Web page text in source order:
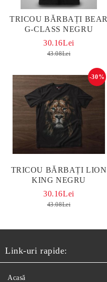
TRICOU BĂRBAȚI BEAR
G-CLASS NEGRU
30.16Lei
43.08Lei
TRICOU BĂRBAȚI LION
KING NEGRU
-30%
30.16Lei
43.08Lei
Link-uri rapide:
Acasă